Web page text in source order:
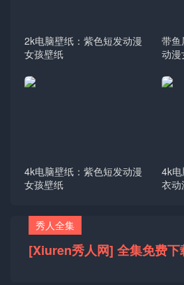
2k电脑壁纸：紫色短发动漫
女孩壁纸
带鱼
动漫
4k电脑壁纸：紫色短发动漫
女孩壁纸
4k
衣动
秀人全集
[Xiuren秀人网] 全集免费下